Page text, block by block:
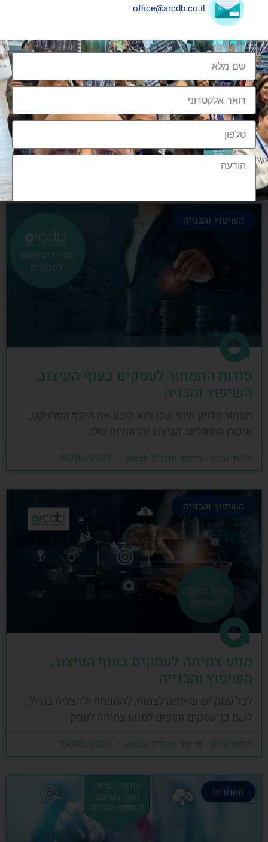
שיתופי פעולה בענף העיצוב והבניה
שיתופי פעולה בענף העיצוב והבניה הם מתכון הכרחי
להצלחה, לנו בארכדיבי יש את הניסיון והיכולת
אלעד גרגיר - מייסד ומנכ"ל arcdb
השיפוץ והבנייה
סודות התמחור לעסקים בענף העיצוב,
השיפוץ והבניה
תמחור מדויק חיוני שכן הוא קובע את היקף הפרויקט,
איכות החומרים, הביצוע והרווחיות שלו.
אלעד גרגיר - מייסד ומנכ"ל arcdb
השיפוץ והבנייה
מנוע צמיחה לעסקים בענף העיצוב,
השיפוץ והבנייה
לכל עסק יש שאיפה לצמוח, להתפתח ולהצליח בגדול,
לשם כך עסקים זקוקים למנוע צמיחה לעסק
אלעד גרגיר - מייסד ומנכ"ל arcdb
מאמרים
office@arcdb.co.il
הצטרפות לקהילה